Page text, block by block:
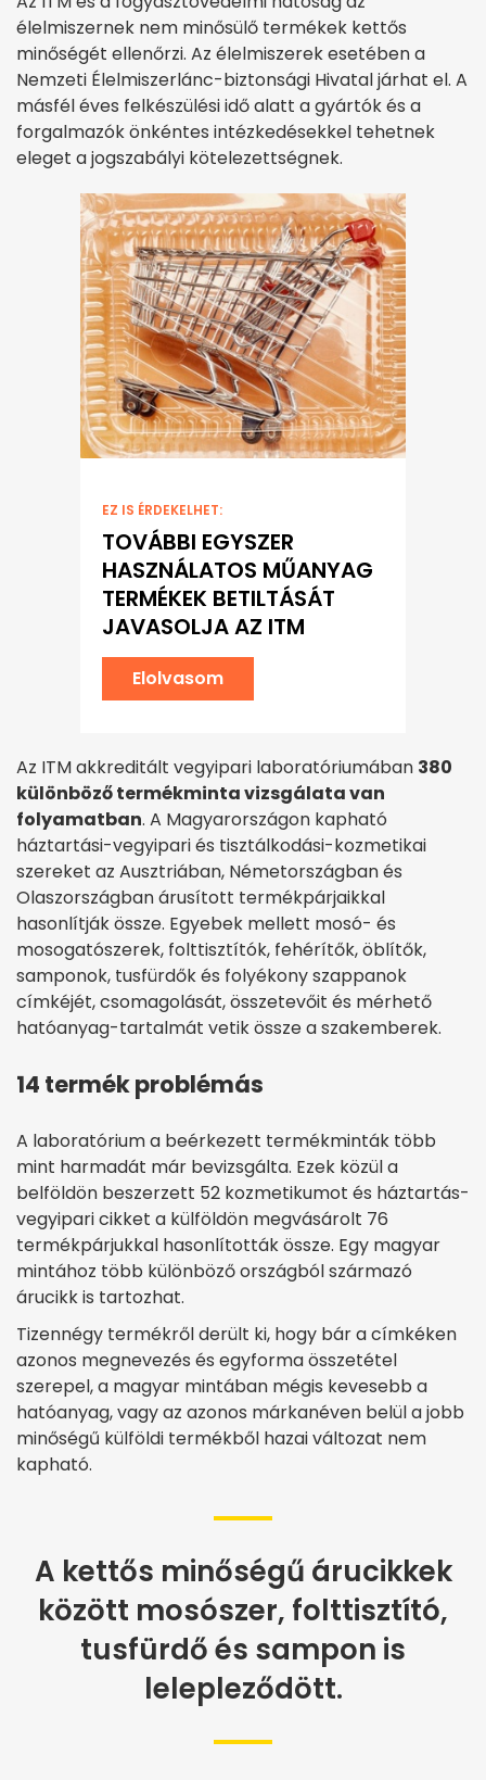
élelmiszernek nem minősülő termékek kettős
minőségét ellenőrzi. Az élelmiszerek esetében a
Nemzeti Élelmiszerlánc-biztonsági Hivatal járhat el. A
másfél éves felkészülési idő alatt a gyártók és a
forgalmazók önkéntes intézkedésekkel tehetnek
eleget a jogszabályi kötelezettségnek.
EZ IS ÉRDEKELHET:
TOVÁBBI EGYSZER
HASZNÁLATOS MŰANYAG
TERMÉKEK BETILTÁSÁT
JAVASOLJA AZ ITM
Elolvasom
Az ITM akkreditált vegyipari laboratóriumában 380
különböző termékminta vizsgálata van
folyamatban. A Magyarországon kapható
háztartási-vegyipari és tisztálkodási-kozmetikai
szereket az Ausztriában, Németországban és
Olaszországban árusított termékpárjaikkal
hasonlítják össze. Egyebek mellett mosó- és
mosogatószerek, folttisztítók, fehérítők, öblítők,
samponok, tusfürdők és folyékony szappanok
címkéjét, csomagolását, összetevőit és mérhető
hatóanyag-tartalmát vetik össze a szakemberek.
14 termék problémás
A laboratórium a beérkezett termékminták több
mint harmadát már bevizsgálta. Ezek közül a
belföldön beszerzett 52 kozmetikumot és háztartás-
vegyipari cikket a külföldön megvásárolt 76
termékpárjukkal hasonlították össze. Egy magyar
mintához több különböző országból származó
árucikk is tartozhat.
Tizennégy termékről derült ki, hogy bár a címkéken
azonos megnevezés és egyforma összetétel
szerepel, a magyar mintában mégis kevesebb a
hatóanyag, vagy az azonos márkanéven belül a jobb
minőségű külföldi termékből hazai változat nem
kapható.
A kettős minőségű árucikkek
között mosószer, folttisztító,
tusfürdő és sampon is
lelepleződött.